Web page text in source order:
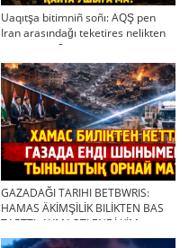
Uaqıtşa bitimniñ soñı: AQŞ pen
Iran arasındağı teketires nelikten
qayta uşıqtı?
GAZADAĞI TARIHI BETBWRIS:
HAMAS ÄKİMŞİLİK BILİKTEN BAS
TARTTI. AYMAQTI ENDİ KİM
BASQARADI?